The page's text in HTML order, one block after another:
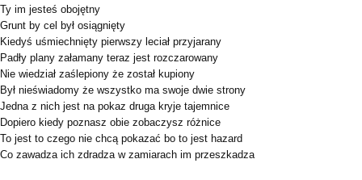
Ty im jesteś obojętny
Grunt by cel był osiągnięty
Kiedyś uśmiechnięty pierwszy leciał przyjarany
Padły plany załamany teraz jest rozczarowany
Nie wiedział zaślepiony że został kupiony
Był nieświadomy że wszystko ma swoje dwie strony
Jedna z nich jest na pokaz druga kryje tajemnice
Dopiero kiedy poznasz obie zobaczysz różnice
To jest to czego nie chcą pokazać bo to jest hazard
Co zawadza ich zdradza w zamiarach im przeszkadza